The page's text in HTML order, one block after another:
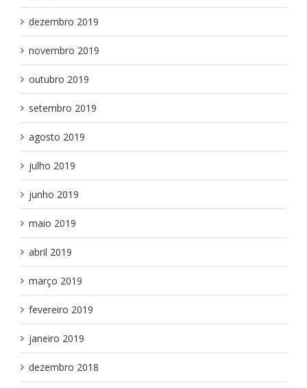
dezembro 2019
novembro 2019
outubro 2019
setembro 2019
agosto 2019
julho 2019
junho 2019
maio 2019
abril 2019
março 2019
fevereiro 2019
janeiro 2019
dezembro 2018